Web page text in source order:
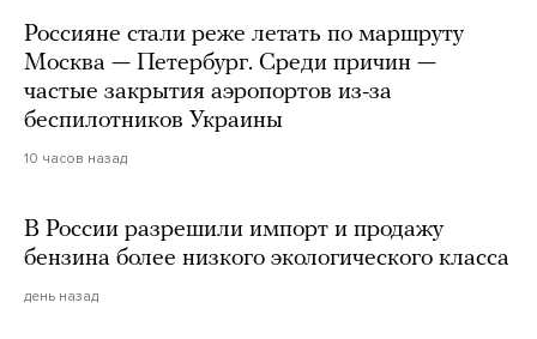
Россияне стали реже летать по маршруту
Москва — Петербург. Среди причин —
частые закрытия аэропортов из-за
беспилотников Украины
10 часов назад
В России разрешили импорт и продажу
бензина более низкого экологического класса
день назад